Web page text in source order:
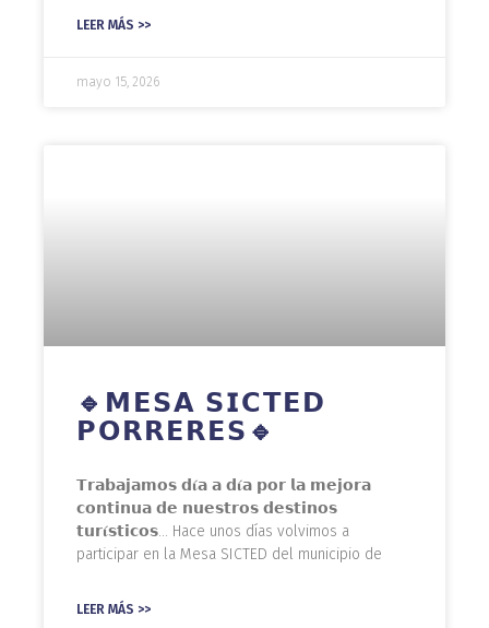
LEER MÁS >>
mayo 15, 2026
🔹𝗠𝗘𝗦𝗔 𝗦𝗜𝗖𝗧𝗘𝗗
𝗣𝗢𝗥𝗥𝗘𝗥𝗘𝗦🔹
𝗧𝗿𝗮𝗯𝗮𝗷𝗮𝗺𝗼𝘀 𝗱𝛊́𝗮 𝗮 𝗱𝛊́𝗮 𝗽𝗼𝗿 𝗹𝗮 𝗺𝗲𝗷𝗼𝗿𝗮
𝗰𝗼𝗻𝘁𝗶𝗻𝘂𝗮 𝗱𝗲 𝗻𝘂𝗲𝘀𝘁𝗿𝗼𝘀 𝗱𝗲𝘀𝘁𝗶𝗻𝗼𝘀
𝘁𝘂𝗿𝛊́𝘀𝘁𝗶𝗰𝗼𝘀… Hace unos días volvimos a
participar en la Mesa SICTED del municipio de
LEER MÁS >>